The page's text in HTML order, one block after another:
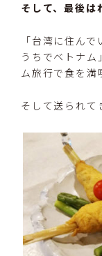
そして、最後は
「台湾に住ん
うちでベトナム
ム旅行で食を
そして送られて